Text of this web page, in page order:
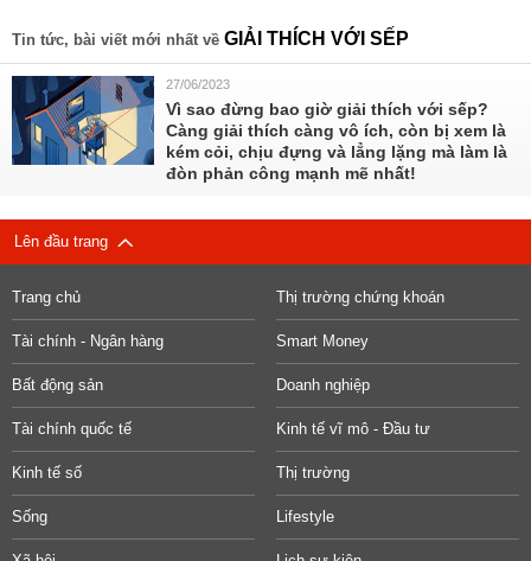
Tin tức, bài viết mới nhất về GIẢI THÍCH VỚI SẾP
27/06/2023
Vì sao đừng bao giờ giải thích với sếp?
Càng giải thích càng vô ích, còn bị xem là
kém cỏi, chịu đựng và lẳng lặng mà làm là
đòn phản công mạnh mẽ nhất!
Lên đầu trang
Trang chủ Thị trường chứng khoán
Tài chính - Ngân hàng Smart Money
Bất động sản Doanh nghiệp
Tài chính quốc tế Kinh tế vĩ mô - Đầu tư
Kinh tế số Thị trường
Sống Lifestyle